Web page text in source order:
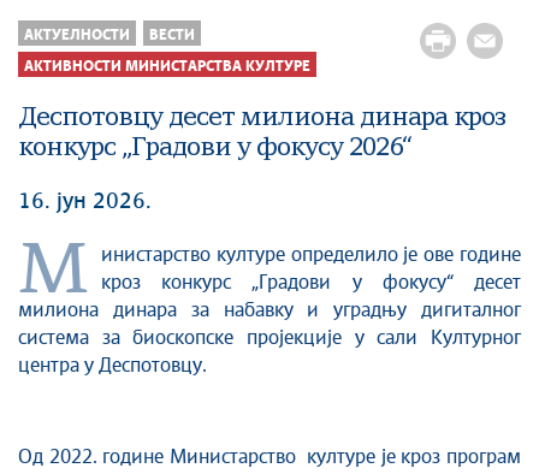
Активности Министарства културе
Сектор за заштиту културног наслеђа и
Сектор за међународне односе и европске
интеграције у области културе
АКТУЕЛНОСТИ ВЕСТИ
АКТИВНОСТИ МИНИСТАРСТВА КУЛТУРЕ
Деспотовцу десет милиона динара кроз
конкурс „Градови у фокусу 2026“
16. јун 2026.
М
инистарство културе определило је ове године
кроз конкурс „Градови у фокусу“ десет
милиона динара за набавку и уградњу дигиталног
система за биоскопске пројекције у сали Културног
центра у Деспотовцу.
Од 2022. године Министарство културе је кроз програм